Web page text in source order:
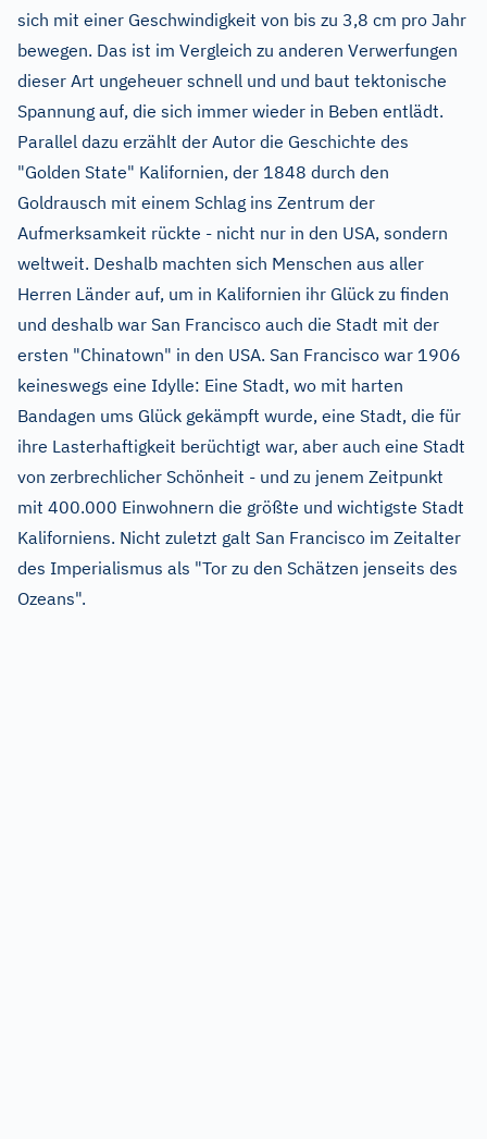
sich mit einer Geschwindigkeit von bis zu 3,8 cm pro Jahr
bewegen. Das ist im Vergleich zu anderen Verwerfungen
dieser Art ungeheuer schnell und und baut tektonische
Spannung auf, die sich immer wieder in Beben entlädt.
Parallel dazu erzählt der Autor die Geschichte des
"Golden State" Kalifornien, der 1848 durch den
Goldrausch mit einem Schlag ins Zentrum der
Aufmerksamkeit rückte - nicht nur in den USA, sondern
weltweit. Deshalb machten sich Menschen aus aller
Herren Länder auf, um in Kalifornien ihr Glück zu finden
und deshalb war San Francisco auch die Stadt mit der
ersten "Chinatown" in den USA. San Francisco war 1906
keineswegs eine Idylle: Eine Stadt, wo mit harten
Bandagen ums Glück gekämpft wurde, eine Stadt, die für
ihre Lasterhaftigkeit berüchtigt war, aber auch eine Stadt
von zerbrechlicher Schönheit - und zu jenem Zeitpunkt
mit 400.000 Einwohnern die größte und wichtigste Stadt
Kaliforniens. Nicht zuletzt galt San Francisco im Zeitalter
des Imperialismus als "Tor zu den Schätzen jenseits des
Ozeans".